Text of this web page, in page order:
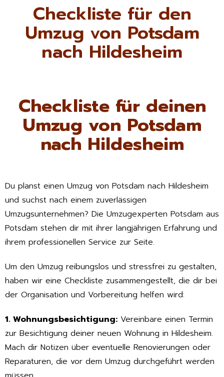
Checkliste für den
Umzug von Potsdam
nach Hildesheim
Checkliste für deinen
Umzug von Potsdam
nach Hildesheim
Du planst einen Umzug von Potsdam nach Hildesheim
und suchst nach einem zuverlässigen
Umzugsunternehmen? Die Umzugexperten Potsdam aus
Potsdam stehen dir mit ihrer langjährigen Erfahrung und
ihrem professionellen Service zur Seite.
Um den Umzug reibungslos und stressfrei zu gestalten,
haben wir eine Checkliste zusammengestellt, die dir bei
der Organisation und Vorbereitung helfen wird:
1. Wohnungsbesichtigung: Vereinbare einen Termin
zur Besichtigung deiner neuen Wohnung in Hildesheim.
Mach dir Notizen über eventuelle Renovierungen oder
Reparaturen, die vor dem Umzug durchgeführt werden